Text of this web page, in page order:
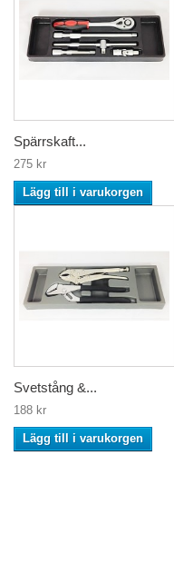
Spärrskaft...
275 kr
Lägg till i varukorgen
Svetstång &...
188 kr
Lägg till i varukorgen